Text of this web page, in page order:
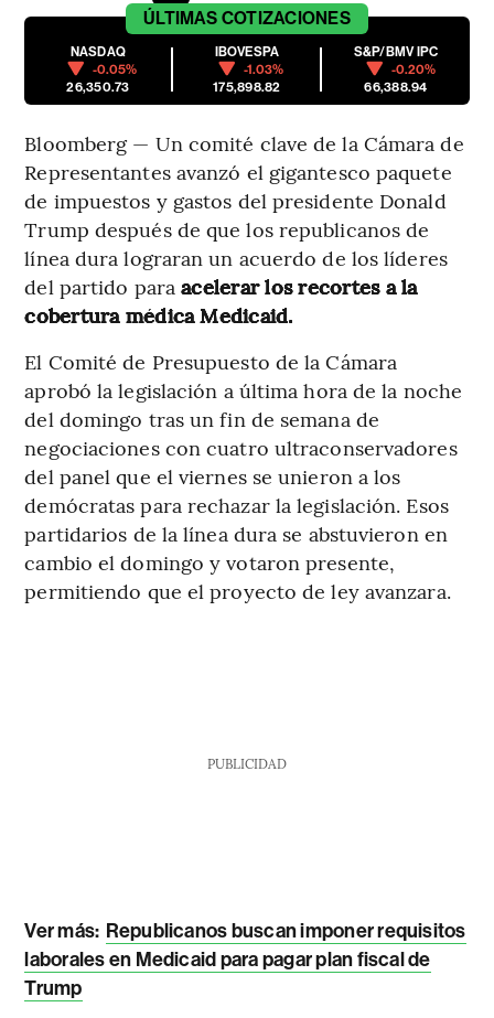
ÚLTIMAS COTIZACIONES
NASDAQ
-0.05%
26,350.73
IBOVESPA
-1.03%
175,898.82
S&P/BMV IPC
-0.20%
66,388.94
Bloomberg — Un comité clave de la Cámara de
Representantes avanzó el gigantesco paquete
de impuestos y gastos del presidente Donald
Trump después de que los republicanos de
línea dura lograran un acuerdo de los líderes
del partido para acelerar los recortes a la
cobertura médica Medicaid.
El Comité de Presupuesto de la Cámara
aprobó la legislación a última hora de la noche
del domingo tras un fin de semana de
negociaciones con cuatro ultraconservadores
del panel que el viernes se unieron a los
demócratas para rechazar la legislación. Esos
partidarios de la línea dura se abstuvieron en
cambio el domingo y votaron presente,
permitiendo que el proyecto de ley avanzara.
PUBLICIDAD
Ver más: Republicanos buscan imponer requisitos
laborales en Medicaid para pagar plan fiscal de
Trump